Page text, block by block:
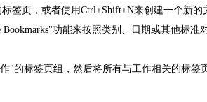
签页，或者使用Ctrl+Shift+N来创建一个新的
功能来按照类别、日期或其他标准
"的标签页组，然后将所有与工作相关的标签